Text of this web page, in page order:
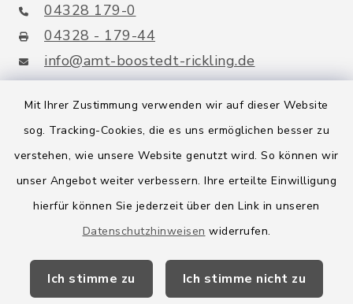
Mit Ihrer Zustimmung verwenden wir auf dieser Website
sog. Tracking-Cookies, die es uns ermöglichen besser zu
verstehen, wie unsere Website genutzt wird. So können wir
unser Angebot weiter verbessern. Ihre erteilte Einwilligung
hierfür können Sie jederzeit über den Link in unseren
Datenschutzhinweisen widerrufen.
Ich stimme zu Ich stimme nicht zu
04328 179-0
04328 - 179-44
info@amt-boostedt-rickling.de
Quicklinks
Amt Boostedt-Rickling
Amtsbroschüre
Wege-Zweckverband